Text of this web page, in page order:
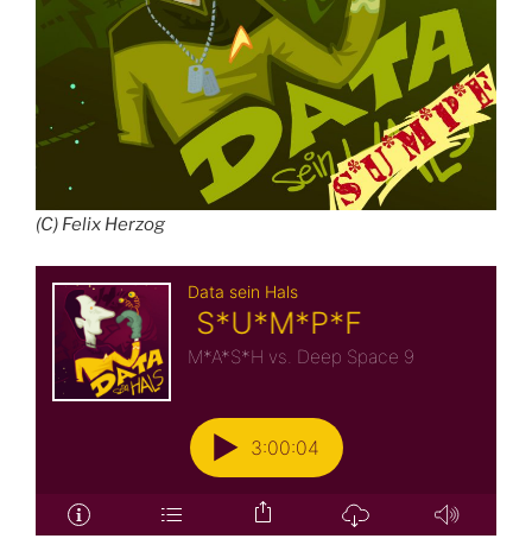
(C) Felix Herzog